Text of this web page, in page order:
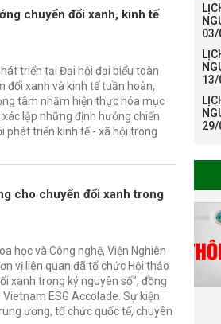
chuyển đổi xanh, kinh tế
triển tại Đại hội đại biểu toàn
đổi xanh và kinh tế tuần hoàn,
tâm nhằm hiện thực hóa mục
lập những định hướng chiến
phát triển kinh tế - xã hội trong
cho chuyển đổi xanh trong
học và Công nghệ, Viện Nghiên
vị liên quan đã tổ chức Hội thảo
xanh trong kỷ nguyên số”, đồng
ESG Accolade. Sự kiện
ương, tổ chức quốc tế, chuyên
03/
13/
29/